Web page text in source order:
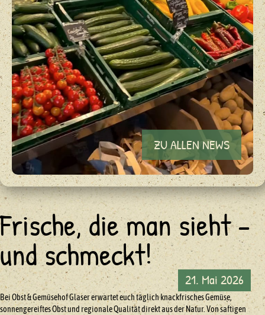
ZU ALLEN NEWS
Frische, die man sieht –
und schmeckt!
21. Mai 2026
Bei Obst & Gemüsehof Glaser erwartet euch täglich knackfrisches Gemüse,
sonnengereiftes Obst und regionale Qualität direkt aus der Natur. Von saftigen